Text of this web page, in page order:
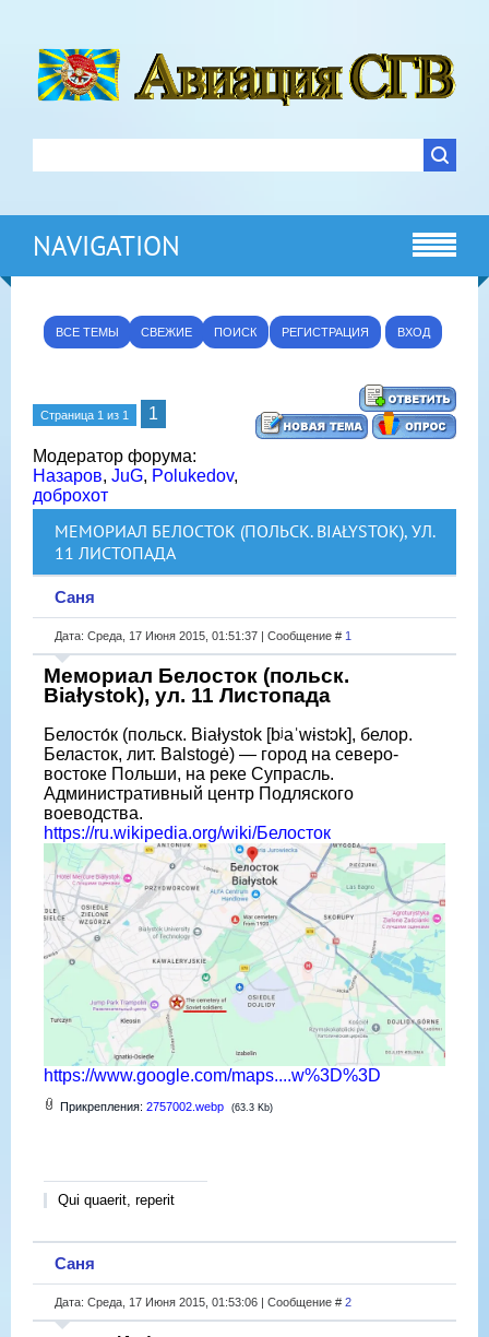
NAVIGATION
ВСЕ ТЕМЫ СВЕЖИЕ ПОИСК РЕГИСТРАЦИЯ ВХОД
Страница 1 из 1 1
Модератор форума:
Назаров, JuG, Polukedov,
доброхот
МЕМОРИАЛ БЕЛОСТОК (ПОЛЬСК. BIAŁYSTOK), УЛ.
11 ЛИСТОПАДА
Саня
Дата: Среда, 17 Июня 2015, 01:51:37 | Сообщение # 1
Мемориал Белосток (польск.
Białystok), ул. 11 Листопада
Белосто́к (польск. Białystok [bʲaˈwɨstɔk], белор.
Беласток, лит. Balstogė) — город на северо-
востоке Польши, на реке Супрасль.
Административный центр Подляского
воеводства.
https://ru.wikipedia.org/wiki/Белосток
https://www.google.com/maps....w%3D%3D
Прикрепления: 2757002.webp (63.3 Kb)
Qui quaerit, reperit
Саня
Дата: Среда, 17 Июня 2015, 01:53:06 | Сообщение # 2